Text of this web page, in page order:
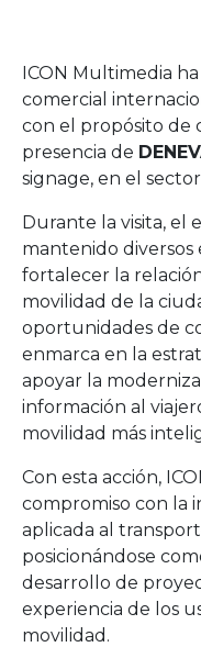
ICON Multimedia
comercial
con el propósito de
presencia de
signage, en el
Durante la visita, el
mantenido
fortalecer la
movilidad de la
oportunidades de
enmarca en la
apoyar la
información al
movilidad más
Con esta acción,
compromiso con la
aplicada al
posicionándose
desarrollo de
experiencia de los
movilidad.